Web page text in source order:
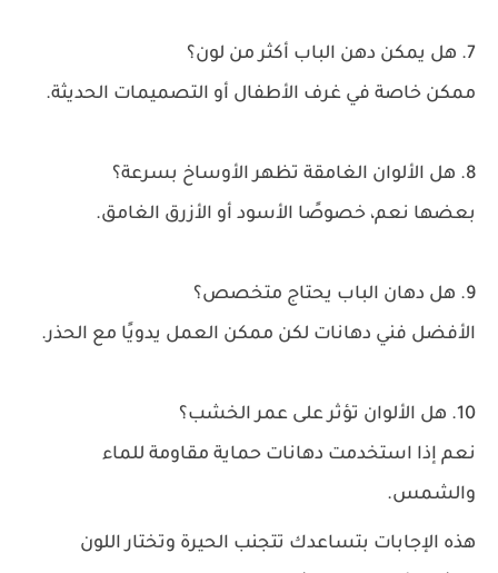
7. هل يمكن دهن الباب أكثر من لون؟
ممكن خاصة في غرف الأطفال أو التصميمات الحديثة.
8. هل الألوان الغامقة تظهر الأوساخ بسرعة؟
بعضها نعم، خصوصًا الأسود أو الأزرق الغامق.
9. هل دهان الباب يحتاج متخصص؟
الأفضل فني دهانات لكن ممكن العمل يدويًا مع الحذر.
10. هل الألوان تؤثر على عمر الخشب؟
نعم إذا استخدمت دهانات حماية مقاومة للماء
والشمس.
هذه الإجابات بتساعدك تتجنب الحيرة وتختار اللون